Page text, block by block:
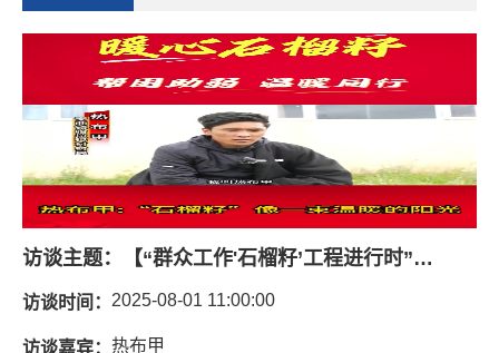
访谈主题： 【“群众工作'石榴籽’工程进行时”】暖心石榴籽 |热布甲：“石榴籽”像一束温暖的阳光
访谈时间： 2025-08-01 11:00:00
访谈嘉宾： 热布甲